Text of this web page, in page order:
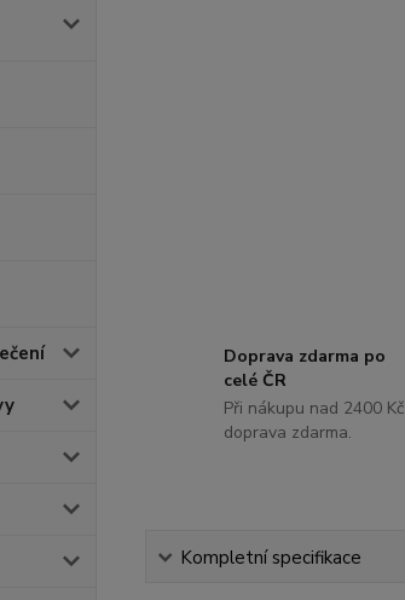
Doprava zdarma po
celé ČR
Při nákupu nad 2400 Kč
doprava zdarma.
Kompletní specifikace